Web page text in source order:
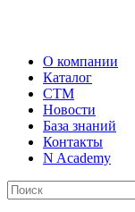
О компании
Каталог
СТМ
Новости
База знаний
Контакты
N Academy